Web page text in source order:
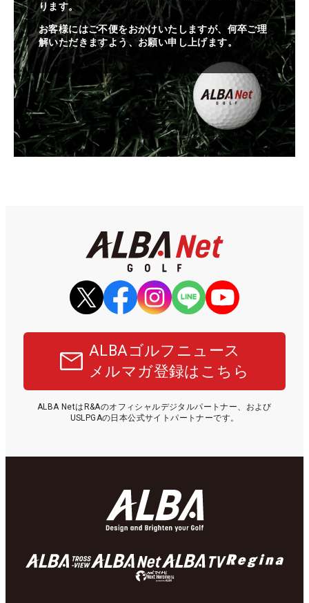
ります。
お客様にはご不便をおかけいたしますが、何卒ご理
解いただきますよう、お願い申し上げます。
ALBAゴルフニュース
メルマガ登録はこちら
ALBA NetはR&Aのオフィシャルデジタルパートナー、および
USLPGAの日本公式サイトパートナーです。